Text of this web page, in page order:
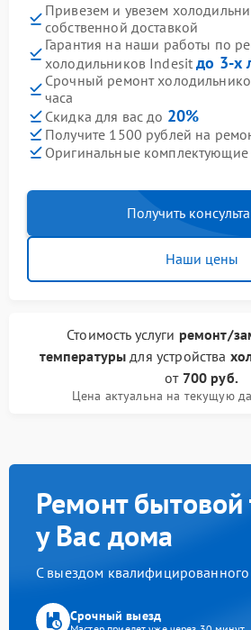
Привезем и увезем
собственной доставкой
Гарантия на наши работы по
холодильников Indesitдо 3-х
Срочный ремонт
часа
Скидка для вас до 20%
Получите 1500 рублей на
Оригинальные
Получить
Наши цены
Стоимость услуги ремонт/
температуры для устройства
от 700 руб.
Цена актуальна на текущую
Ремонт бытовой
у Вас дома
С выездом квалифицированного
Срочный выезд